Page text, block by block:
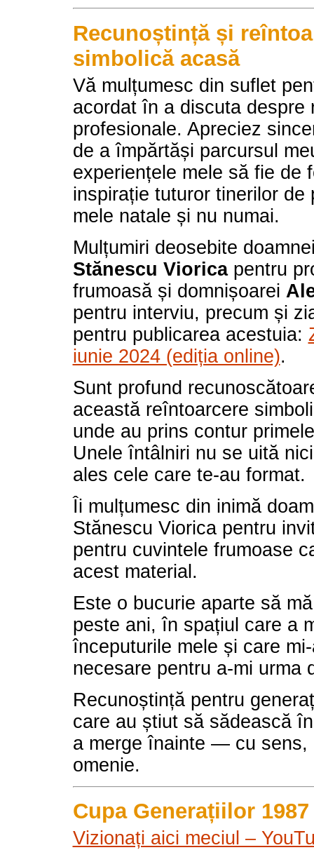
Recunoștință și
simbolică acasă
Vă mulțumesc din suflet
acordat în a discuta despre
profesionale. Apreciez
de a împărtăși parcursul
experiențele mele să fie de
inspirație tuturor tinerilor de
mele natale și nu numai.
Mulțumiri deosebite
Stănescu Vioricapentru
frumoasă și domnișoarei
pentru interviu, precum și
pentru publicarea acestuia:
iunie 2024 (ediția online).
Sunt profund
această reîntoarcere
unde au prins contur
Unele întâlniri nu se uită
ales cele care te-au format.
Îi mulțumesc din inimă
Stănescu Viorica pentru
pentru cuvintele frumoase
acest material.
Este o bucurie aparte să
peste ani, în spațiul care a
începuturile mele și care
necesare pentru a-mi urma
Recunoștință pentru
care au știut să sădească
a merge înainte — cu sens,
omenie.
Cupa Generațiilor 1987
Vizionați aici meciul –